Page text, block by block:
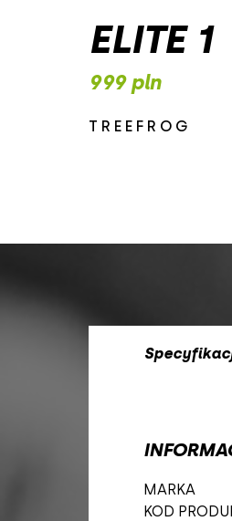
ELITE 1
999 pln
TREEFROG
MARKA
KOD